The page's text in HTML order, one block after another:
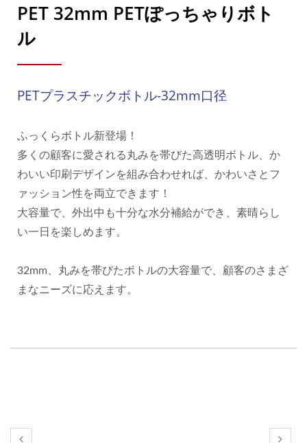
PET 32mm PETぽっちゃりボト
ル
PETプラスチックボトル-32mm口径
ふっくらボトル新登場！
多くの顧客に愛される丸みを帯びた高透明ボトル、か
わいい印刷デザインを組み合わせれば、かわいさとフ
ァッション性を両立できます！
大容量で、外出中も十分な水分補給ができ、素晴らし
い一日を楽しめます。
32mm、丸みを帯びたボトルの大容量で、顧客のさまざ
まなニーズに応えます。